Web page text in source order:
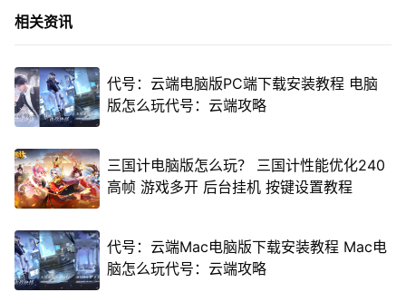
相关资讯
代号：云端电脑版PC端下载安装教程 电脑
版怎么玩代号：云端攻略
三国计电脑版怎么玩？ 三国计性能优化240
高帧 游戏多开 后台挂机 按键设置教程
代号：云端Mac电脑版下载安装教程 Mac电
脑怎么玩代号：云端攻略